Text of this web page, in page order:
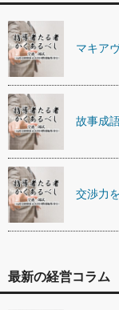
マキア
故事成
交渉力
最新の経営コラム